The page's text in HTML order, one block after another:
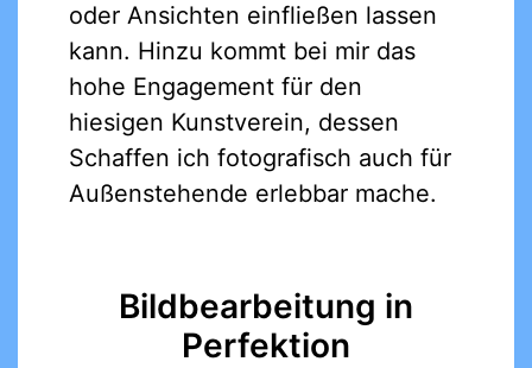
oder Ansichten einfließen lassen
kann. Hinzu kommt bei mir das
hohe Engagement für den
hiesigen Kunstverein, dessen
Schaffen ich fotografisch auch für
Außenstehende erlebbar mache.
Bildbearbeitung in
Perfektion